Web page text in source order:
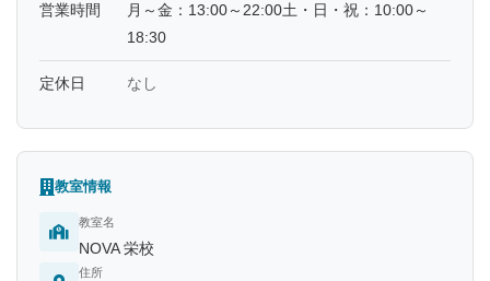
営業時間
月～金：13:00～22:00土・日・祝：10:00～
18:30
定休日 なし
教室情報
教室名
NOVA 栄校
住所